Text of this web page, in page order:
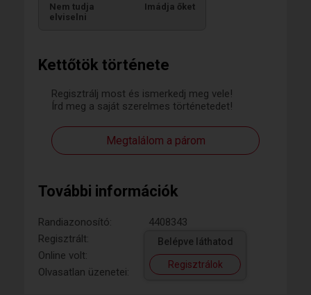
Kettőtök története
Regisztrálj most és ismerkedj meg vele!
Írd meg a saját szerelmes történetedet!
Megtalálom a párom
További információk
Randiazonosító:
4408343
Regisztrált:
Online volt:
Olvasatlan üzenetei:
Belépve láthatod
Regisztrálok
Nem tudja
elviselni
Imádja őket